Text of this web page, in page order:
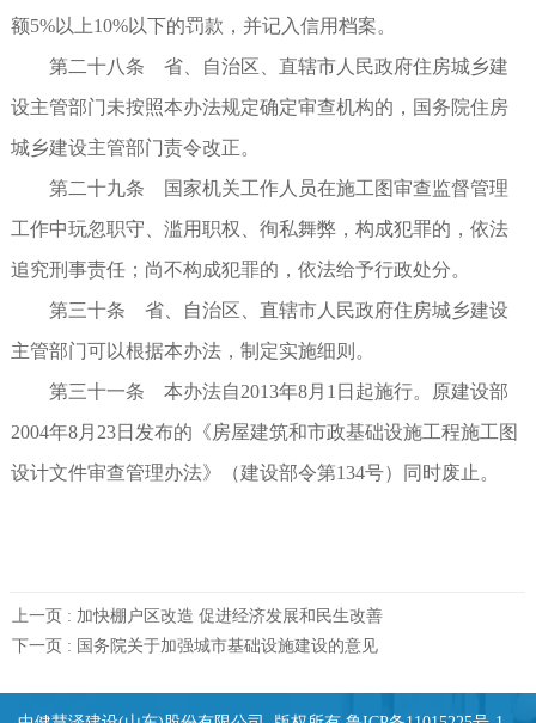
额5%以上10%以下的罚款，并记入信用档案。
第二十八条 省、自治区、直辖市人民政府住房城乡建
设主管部门未按照本办法规定确定审查机构的，国务院住房
城乡建设主管部门责令改正。
第二十九条 国家机关工作人员在施工图审查监督管理
工作中玩忽职守、滥用职权、徇私舞弊，构成犯罪的，依法
追究刑事责任；尚不构成犯罪的，依法给予行政处分。
第三十条 省、自治区、直辖市人民政府住房城乡建设
主管部门可以根据本办法，制定实施细则。
第三十一条 本办法自2013年8月1日起施行。原建设部
2004年8月23日发布的《房屋建筑和市政基础设施工程施工图
设计文件审查管理办法》（建设部令第134号）同时废止。
上一页 : 加快棚户区改造 促进经济发展和民生改善
下一页 : 国务院关于加强城市基础设施建设的意见